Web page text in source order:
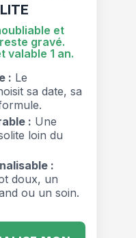
et
gravé.
valable 1 an.
: Le
sa date, sa
: Une
loin du
:
doux, un
ou un soin.